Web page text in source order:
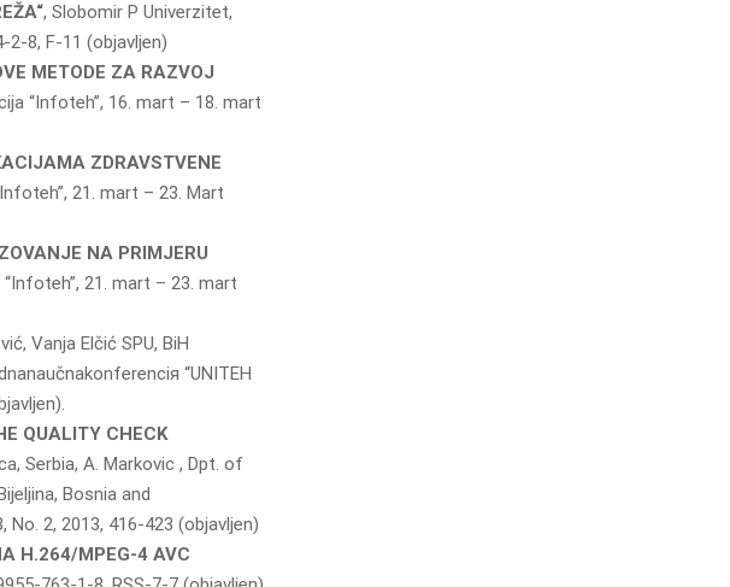
, Slobomir P Univerzitet,
2-8, F-11 (objavljen)
METODE ZA RAZVOJ
“Infoteh”, 16. mart – 18. mart
ZDRAVSTVENE
21. mart – 23. Mart
NA PRIMJERU
21. mart – 23. mart
Vanja Elčić SPU, BiH
“UNITEH
QUALITY CHECK
Serbia, A. Markovic , Dpt. of
Bosnia and
No. 2, 2013, 416-423 (objavljen)
H.264/MPEG-4 AVC